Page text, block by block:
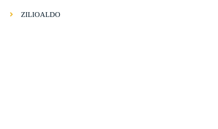
ZILIOALDO